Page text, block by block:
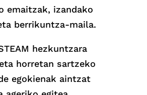
emaitzak, izandako
berrikuntza-maila.
hezkuntzara
horretan sartzeko
egokienak aintzat